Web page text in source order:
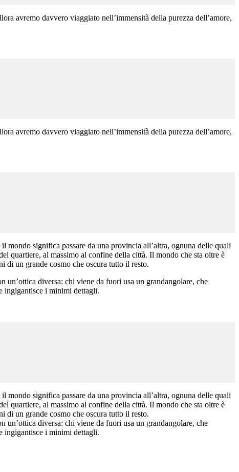
avremo davvero viaggiato nell’immensità della purezza dell’amore,
avremo davvero viaggiato nell’immensità della purezza dell’amore,
significa passare da una provincia all’altra, ognuna delle quali
quartiere, al massimo al confine della città. Il mondo che sta oltre è
di un grande cosmo che oscura tutto il resto.
diversa: chi viene da fuori usa un grandangolare, che
ingigantisce i minimi dettagli.
significa passare da una provincia all’altra, ognuna delle quali
quartiere, al massimo al confine della città. Il mondo che sta oltre è
di un grande cosmo che oscura tutto il resto.
diversa: chi viene da fuori usa un grandangolare, che
ingigantisce i minimi dettagli.